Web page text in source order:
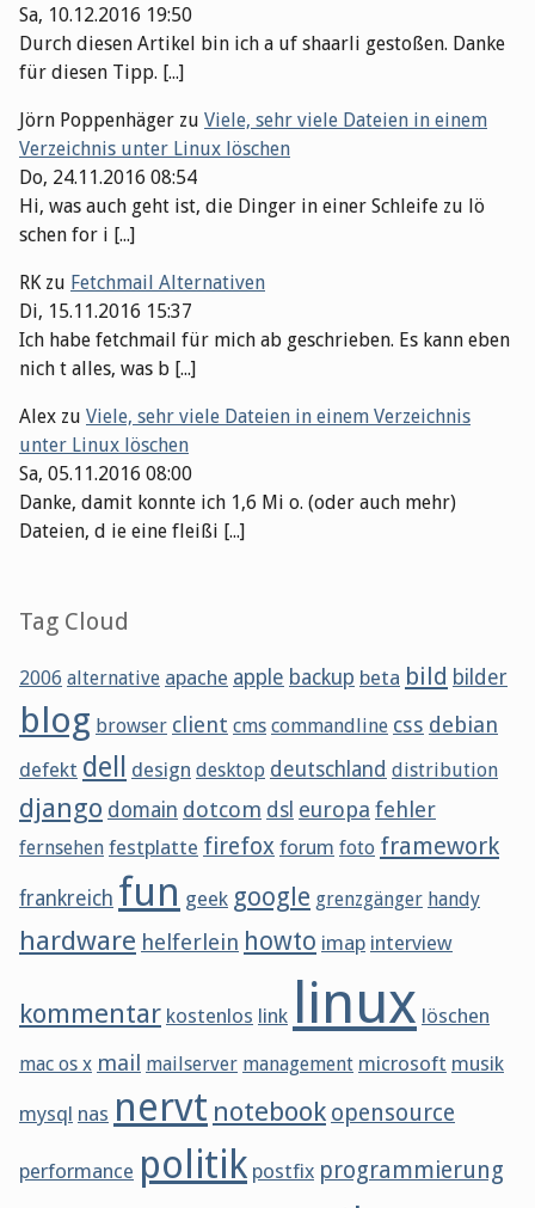
Sa, 10.12.2016 19:50
Durch diesen Artikel bin ich a uf shaarli gestoßen. Danke
für diesen Tipp. [...]
Jörn Poppenhäger zu Viele, sehr viele Dateien in einem
Verzeichnis unter Linux löschen
Do, 24.11.2016 08:54
Hi, was auch geht ist, die Dinger in einer Schleife zu lö
schen for i [...]
RKzu Fetchmail Alternativen
Di, 15.11.2016 15:37
Ich habe fetchmail für mich ab geschrieben. Es kann eben
nich t alles, was b [...]
Alex zu Viele, sehr viele Dateien in einem Verzeichnis
unter Linux löschen
Sa, 05.11.2016 08:00
Danke, damit konnte ich 1,6 Mi o. (oder auch mehr)
Dateien, d ie eine fleißi [...]
Tag Cloud
2006 alternative apache apple backup beta bild bilder
blog browser client cms commandline css debian
defekt dell design desktop deutschland distribution
django domain dotcom dsl europa fehler
fernsehen festplatte firefox forum foto framework
frankreich fun geek google grenzgänger handy
hardware helferlein howto imap interview
kommentar kostenlos link linux löschen
mac os x mail mailserver management microsoft musik
mysql nas nervt notebook opensource
performance politik postfix programmierung